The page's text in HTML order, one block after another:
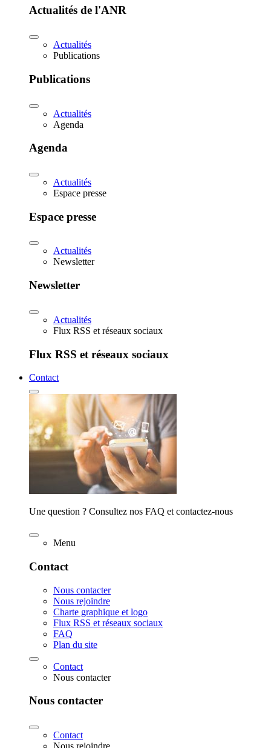
Actualités de l'ANR
Actualités
Publications
Publications
Actualités
Agenda
Agenda
Actualités
Espace presse
Espace presse
Actualités
Newsletter
Newsletter
Actualités
Flux RSS et réseaux sociaux
Flux RSS et réseaux sociaux
Contact
Une question ? Consultez nos FAQ et contactez-nous
Menu
Contact
Nous contacter
Nous rejoindre
Charte graphique et logo
Flux RSS et réseaux sociaux
FAQ
Plan du site
Contact
Nous contacter
Nous contacter
Contact